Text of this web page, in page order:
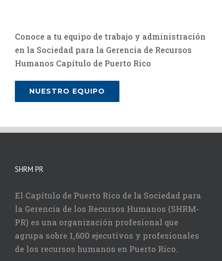
Conoce a tu equipo de trabajo y administración
en la Sociedad para la Gerencia de Recursos
Humanos Capítulo de Puerto Rico
NUESTRO EQUIPO
SHRM PR
El Capítulo de Puerto Rico de la Sociedad para
la Gerencia de los Recursos Humanos (SHRM-
PR) es una organización profesional que
agrupa sobre 1,600 ejecutivos y profesionales
de los recursos humanos en Puerto Rico.